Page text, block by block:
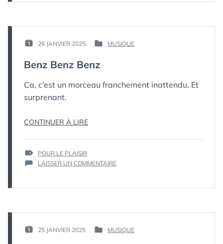
PLAYLIST
PUBLIÉ
26 JANVIER 2025
PAR :
МЁРТВЫЙ
PUBLIÉ
MUSIQUE
Benz Benz Benz
Ca, c’est un morceau franchement inattendu. Et
surprenant.
CONTINUER À LIRE« BENZ
ÉTIQUETTES :
POUR LE PLAISIR
LAISSER UN COMMENTAIRESUR
BENZ
PUBLIÉ
25 JANVIER 2025
PAR :
PUBLIÉ
MUSIQUE